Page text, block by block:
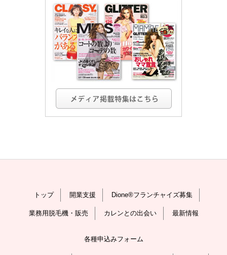
トップ 開業支援 Dione®フランチャイズ募集
業務用脱毛機・販売 カレンとの出会い 最新情報
各種申込みフォーム